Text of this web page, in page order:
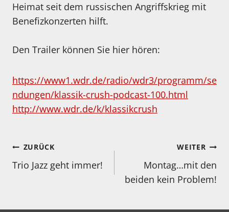
Heimat seit dem russischen Angriffskrieg mit
Benefizkonzerten hilft.
Den Trailer können Sie hier hören:
https://www1.wdr.de/radio/wdr3/programm/se
ndungen/klassik-crush-podcast-100.html
http://www.wdr.de/k/klassikcrush
Beitragsnavigation
ZURÜCK
Trio Jazz geht immer!
WEITER
Montag…mit den
beiden kein Problem!